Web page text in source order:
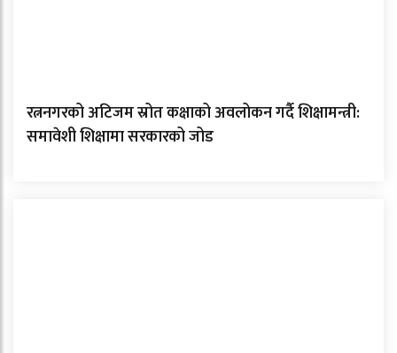
रत्ननगरको अटिजम स्रोत कक्षाको अवलोकन गर्दै शिक्षामन्त्री:
समावेशी शिक्षामा सरकारको जोड